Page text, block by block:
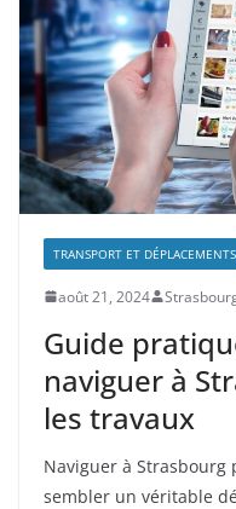
TRANSPORT ET DÉPLACEMENTS
août 21, 2024
Guide
naviguer à
les travaux
Naviguer à
sembler un véritable